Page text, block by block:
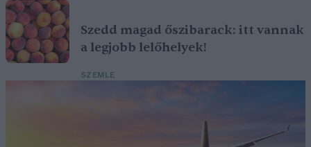
Szedd magad őszibarack: itt vannak
a legjobb lelőhelyek!
SZEMLE